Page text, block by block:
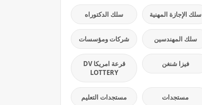
سلك الإجازة المهنية سلك الدكتوراه
سلك المهندسين شركات ومؤسسات
فيزا شنغن
قرعة امريكا DV
LOTTERY
مستجدات مستجدات التعليم